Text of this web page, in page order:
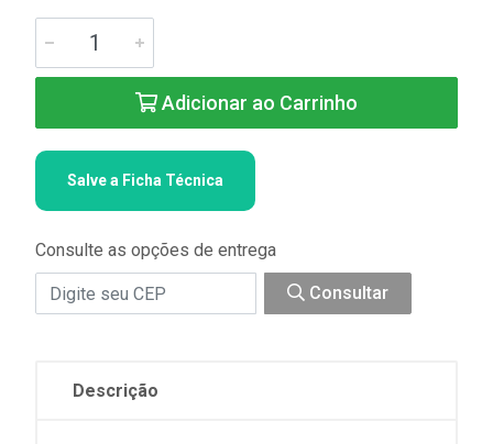
Adicionar ao Carrinho
Salve a Ficha Técnica
Consulte as opções de entrega
Consultar
Descrição